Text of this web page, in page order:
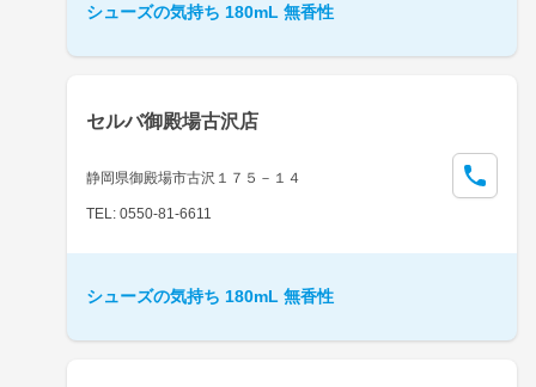
シューズの気持ち 180mL 無香性
セルバ御殿場古沢店
静岡県御殿場市古沢１７５－１４
TEL: 0550-81-6611
シューズの気持ち 180mL 無香性